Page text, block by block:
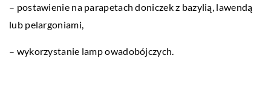
– postawienie na parapetach doniczek z bazylią, lawendą
lub pelargoniami,
– wykorzystanie lamp owadobójczych.